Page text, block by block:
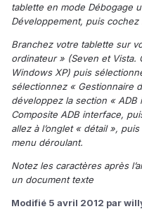
tablette en mode Débogage
Développement, puis cochez
Branchez votre tablette sur
ordinateur » (Seven et
Windows XP) puis
sélectionnez « Gestionnaire
développez la section «
Composite ADB interface,
allez à l’onglet « détail »,
menu déroulant.
Notez les caractères après
un document texte
Modifié 5 avril 2012 par